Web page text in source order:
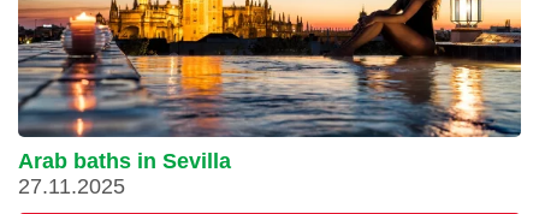
Arab baths in Sevilla
27.11.2025